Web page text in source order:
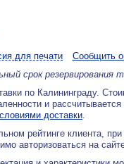
для печати
Сообщить
срок резервирования
по Калининграду.
и
доставки.
рейтинге клиента,
авторизоваться на